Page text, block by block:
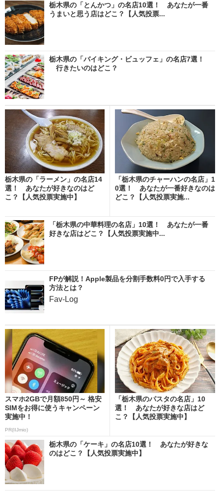
栃木県の「とんかつ」の名店10選！ あなたが一番
うまいと思う店はどこ？【人気投票...
栃木県の「バイキング・ビュッフェ」の名店7選！
行きたいのはどこ？
栃木県の「ラーメン」の名店14
選！ あなたが好きなのはど
こ？【人気投票実施中】
「栃木県のチャーハンの名店」1
0選！ あなたが一番好きなのは
どこ？【人気投票実施...
「栃木県の中華料理の名店」10選！ あなたが一番
好きな店はどこ？【人気投票実施中...
FPが解説！Apple製品を分割手数料0円で入手する
方法とは？
Fav-Log
スマホ2GBで月額850円～ 格安
SIMをお得に使うキャンペーン
実施中！
PR(IIJmio)
「栃木県のパスタの名店」10
選！ あなたが好きな店はど
こ？【人気投票実施中】
栃木県の「ケーキ」の名店10選！ あなたが好きな
のはどこ？【人気投票実施中】